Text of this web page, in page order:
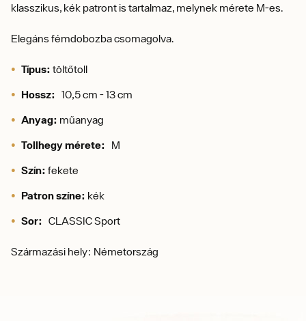
klasszikus, kék patront is tartalmaz, melynek mérete M-es.
Elegáns fémdobozba csomagolva.
Típus: töltőtoll
Hossz: 10,5 cm - 13 cm
Anyag: műanyag
Tollhegy mérete: M
Szín: fekete
Patron színe: kék
Sor: CLASSIC Sport
Származási hely: Németország